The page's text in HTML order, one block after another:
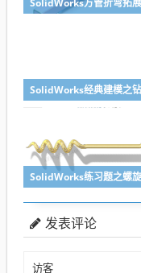
发表评论